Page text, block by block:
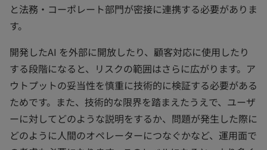
と法務・コーポレート部門が密接に連携する必要がありま
す。
開発したAI を外部に開放したり、顧客対応に使用したり
する段階になると、リスクの範囲はさらに広がります。ア
ウトプットの妥当性を慎重に技術的に検証する必要がある
ためです。また、技術的な限界を踏まえたうえで、ユーザ
ーに対してどのような説明をするか、問題が発生した際に
どのように人間のオペレーターにつなぐかなど、運用面で